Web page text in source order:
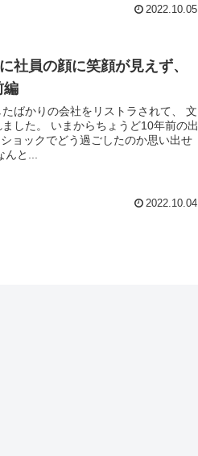
2022.10.05
員の顔に笑顔が見えず、
編
ばかりの会社をリストラされて、 文
ど10年前の出
ョックでどう過ごしたのか思い出せ
と...
2022.10.04